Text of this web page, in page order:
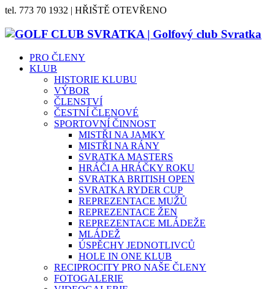
tel. 773 70 1932 | HŘIŠTĚ OTEVŘENO
PRO ČLENY
KLUB
HISTORIE KLUBU
VÝBOR
ČLENSTVÍ
ČESTNÍ ČLENOVÉ
SPORTOVNÍ ČINNOST
MISTŘI NA JAMKY
MISTŘI NA RÁNY
SVRATKA MASTERS
HRÁČI A HRÁČKY ROKU
SVRATKA BRITISH OPEN
SVRATKA RYDER CUP
REPREZENTACE MUŽŮ
REPREZENTACE ŽEN
REPREZENTACE MLÁDEŽE
MLÁDEŽ
ÚSPĚCHY JEDNOTLIVCŮ
HOLE IN ONE KLUB
RECIPROCITY PRO NAŠE ČLENY
FOTOGALERIE